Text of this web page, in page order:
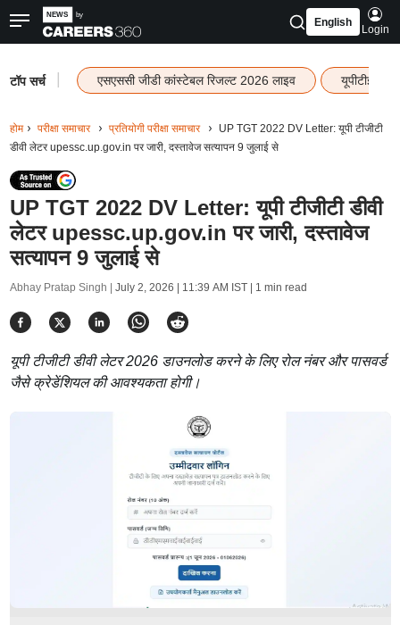
English
Login
टॉप सर्च एसएससी जीडी कांस्टेबल रिजल्ट 2026 लाइव यूपीटीईटी
होम परीक्षा समाचार प्रतियोगी परीक्षा समाचार
UP TGT 2022 DV Letter: यूपी टीजीटी
डीवी लेटर upessc.up.gov.in पर जारी, दस्तावेज सत्यापन 9 जुलाई से
UP TGT 2022 DV Letter: यूपी टीजीटी डीवी
लेटर upessc.up.gov.in पर जारी, दस्तावेज
सत्यापन 9 जुलाई से
Abhay Pratap Singh | July 2, 2026 | 11:39 AM IST| 1 min read
यूपी टीजीटी डीवी लेटर 2026 डाउनलोड करने के लिए रोल नंबर और पासवर्ड
जैसे क्रेडेंशियल की आवश्यकता होगी।